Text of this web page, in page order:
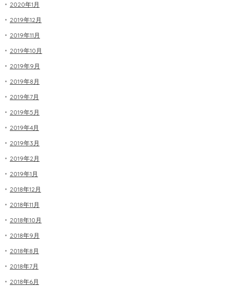
2020年1月
2019年12月
2019年11月
2019年10月
2019年9月
2019年8月
2019年7月
2019年5月
2019年4月
2019年3月
2019年2月
2019年1月
2018年12月
2018年11月
2018年10月
2018年9月
2018年8月
2018年7月
2018年6月